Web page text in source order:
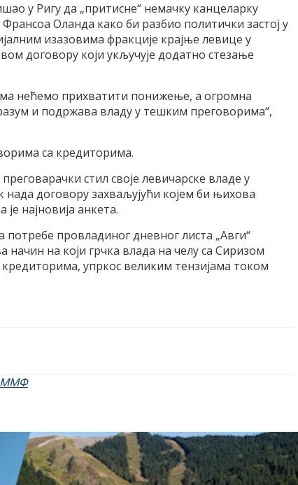
у Ригу да „притисне“ немачку канцеларку
Оланда како би разбио политички застој у
изазовима фракције крајње левице у
договору који укључује додатно стезање
нећемо прихватити понижење, а огромна
и подржава владу у тешким преговорима“,
са кредиторима.
стил своје левичарске владе у
договору захваљујући којем би њихова
најновија анкета.
потребе провладиног дневног листа „Авги“
начин на који грчка влада на челу са Сиризом
упркос великим тензијама током
ММФ